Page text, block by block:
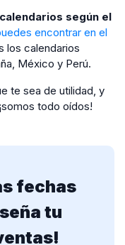
según el
encontrar en el
los calendarios
México y Perú.
te sea de utilidad, y
todo oídos!
fechas
tu